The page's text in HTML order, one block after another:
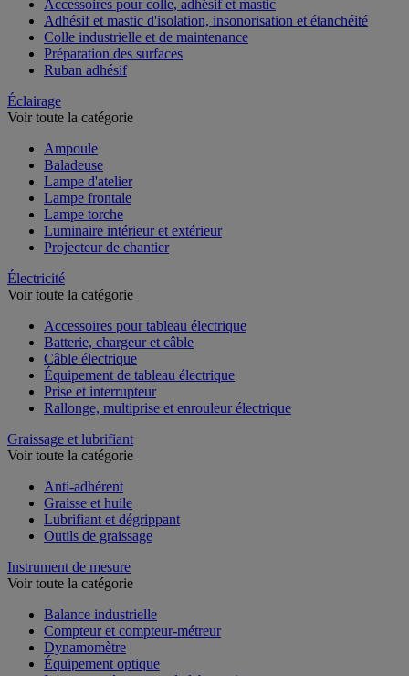
Accessoires pour colle, adhésif et mastic
Adhésif et mastic d'isolation, insonorisation et étanchéité
Colle industrielle et de maintenance
Préparation des surfaces
Ruban adhésif
Éclairage
Voir toute la catégorie
Ampoule
Baladeuse
Lampe d'atelier
Lampe frontale
Lampe torche
Luminaire intérieur et extérieur
Projecteur de chantier
Électricité
Voir toute la catégorie
Accessoires pour tableau électrique
Batterie, chargeur et câble
Câble électrique
Équipement de tableau électrique
Prise et interrupteur
Rallonge, multiprise et enrouleur électrique
Graissage et lubrifiant
Voir toute la catégorie
Anti-adhérent
Graisse et huile
Lubrifiant et dégrippant
Outils de graissage
Instrument de mesure
Voir toute la catégorie
Balance industrielle
Compteur et compteur-métreur
Dynamomètre
Équipement optique